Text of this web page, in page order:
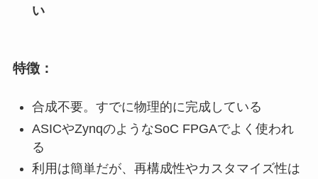
い
特徴：
合成不要。すでに物理的に完成している
ASICやZynqのようなSoC FPGAでよく使われ
る
利用は簡単だが、再構成性やカスタマイズ性は